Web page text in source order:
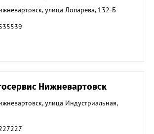
улица Лопарева, 132-Б
Нижневартовск
улица Индустриальная,